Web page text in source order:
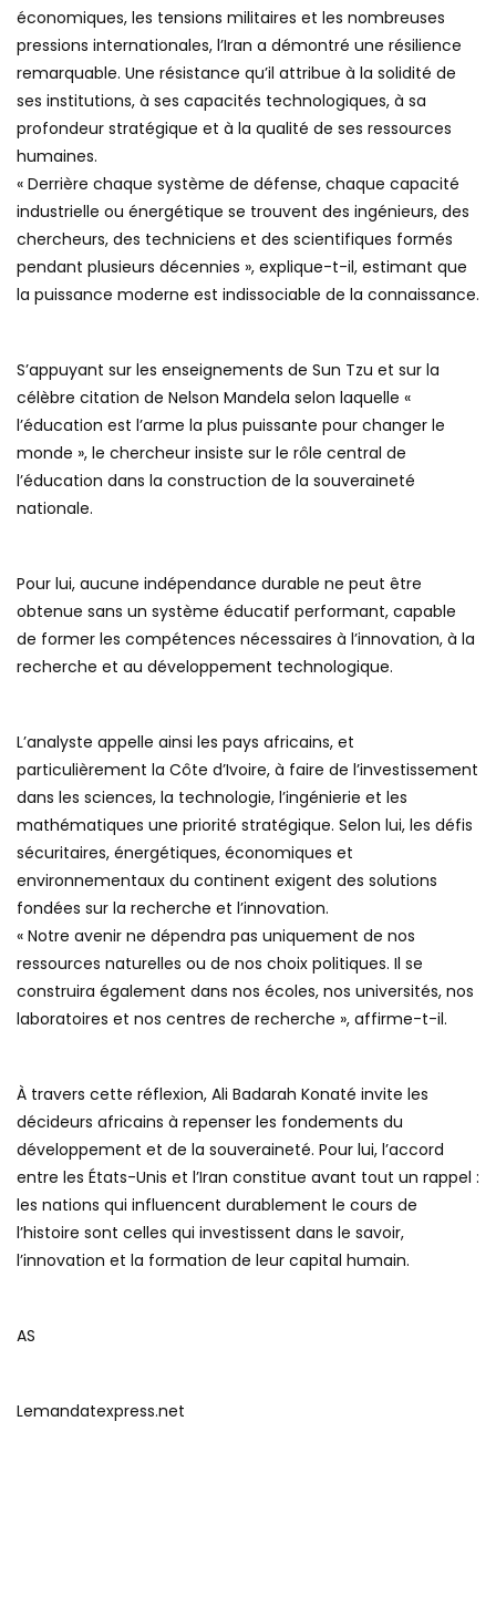
économiques, les tensions militaires et les nombreuses
pressions internationales, l’Iran a démontré une résilience
remarquable. Une résistance qu’il attribue à la solidité de
ses institutions, à ses capacités technologiques, à sa
profondeur stratégique et à la qualité de ses ressources
humaines.
« Derrière chaque système de défense, chaque capacité
industrielle ou énergétique se trouvent des ingénieurs, des
chercheurs, des techniciens et des scientifiques formés
pendant plusieurs décennies », explique-t-il, estimant que
la puissance moderne est indissociable de la connaissance.
S’appuyant sur les enseignements de Sun Tzu et sur la
célèbre citation de Nelson Mandela selon laquelle «
l’éducation est l’arme la plus puissante pour changer le
monde », le chercheur insiste sur le rôle central de
l’éducation dans la construction de la souveraineté
nationale.
Pour lui, aucune indépendance durable ne peut être
obtenue sans un système éducatif performant, capable
de former les compétences nécessaires à l’innovation, à la
recherche et au développement technologique.
L’analyste appelle ainsi les pays africains, et
particulièrement la Côte d’Ivoire, à faire de l’investissement
dans les sciences, la technologie, l’ingénierie et les
mathématiques une priorité stratégique. Selon lui, les défis
sécuritaires, énergétiques, économiques et
environnementaux du continent exigent des solutions
fondées sur la recherche et l’innovation.
« Notre avenir ne dépendra pas uniquement de nos
ressources naturelles ou de nos choix politiques. Il se
construira également dans nos écoles, nos universités, nos
laboratoires et nos centres de recherche », affirme-t-il.
À travers cette réflexion, Ali Badarah Konaté invite les
décideurs africains à repenser les fondements du
développement et de la souveraineté. Pour lui, l’accord
entre les États-Unis et l’Iran constitue avant tout un rappel :
les nations qui influencent durablement le cours de
l’histoire sont celles qui investissent dans le savoir,
l’innovation et la formation de leur capital humain.
AS
Lemandatexpress.net